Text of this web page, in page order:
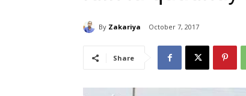
By Zakariya October 7, 2017
Share